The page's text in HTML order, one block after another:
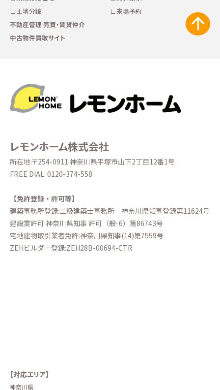
土地分譲
不動産管理 売買・賃貸仲介
中古物件買取サイト
来場予約
レモンホーム株式会社
所在地:〒254-0911 神奈川県平塚市山下2丁目12番1号
FREE DIAL: 0120-374-558
【免許登録・許可等】
建築事務所登録:二級建築士事務所 神奈川県知事登録第11624号
建設業許可:神奈川県知事 許可（般-6）第86743号
宅地建物取引業者免許:神奈川県知事(14)第7559号
ZEHビルダー登録:ZEH28B-00694-CTR
【対応エリア】
神奈川県